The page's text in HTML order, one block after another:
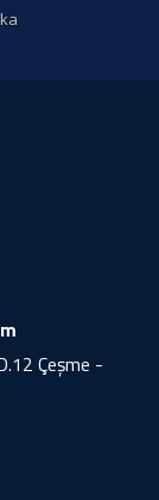
Çeşme -